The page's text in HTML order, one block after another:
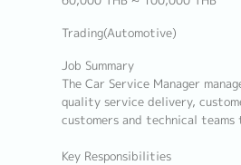
Trading(Automotive)
Job Summary
The Car Service Manager
quality service delivery,
customers and technical
Key Responsibilities